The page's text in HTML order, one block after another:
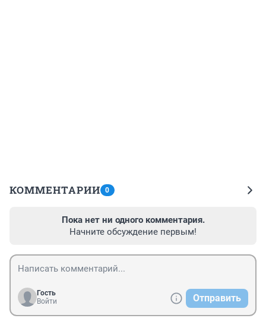
КОММЕНТАРИИ 0
Пока нет ни одного комментария.
Начните обсуждение первым!
Гость
Войти
Отправить